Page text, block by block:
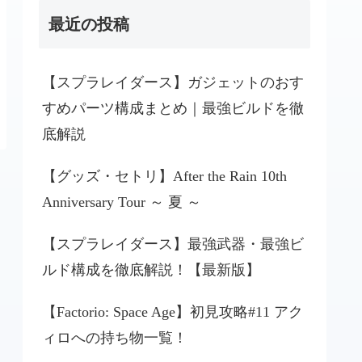
最近の投稿
【スプラレイダース】ガジェットのおす
すめパーツ構成まとめ｜最強ビルドを徹
底解説
【グッズ・セトリ】After the Rain 10th
Anniversary Tour ～ 夏 ～
【スプラレイダース】最強武器・最強ビ
ルド構成を徹底解説！【最新版】
【Factorio: Space Age】初見攻略#11 アク
ィロへの持ち物一覧！